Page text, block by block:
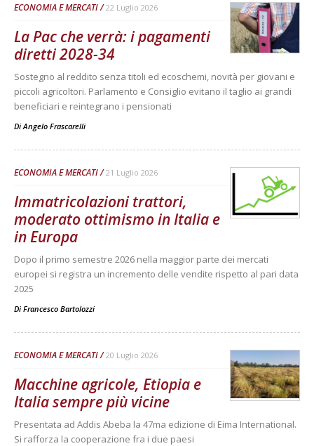
ECONOMIA E MERCATI 22 Luglio 2026
La Pac che verrà: i pagamenti
diretti 2028-34
Sostegno al reddito senza titoli ed ecoschemi, novità per giovani e
piccoli agricoltori. Parlamento e Consiglio evitano il taglio ai grandi
beneficiari e reintegrano i pensionati
Di Angelo Frascarelli
ECONOMIA E MERCATI 21 Luglio 2026
Immatricolazioni trattori,
moderato ottimismo in Italia e
in Europa
Dopo il primo semestre 2026 nella maggior parte dei mercati
europei si registra un incremento delle vendite rispetto al pari data
2025
Di Francesco Bartolozzi
ECONOMIA E MERCATI 20 Luglio 2026
Macchine agricole, Etiopia e
Italia sempre più vicine
Presentata ad Addis Abeba la 47ma edizione di Eima International.
Si rafforza la cooperazione fra i due paesi